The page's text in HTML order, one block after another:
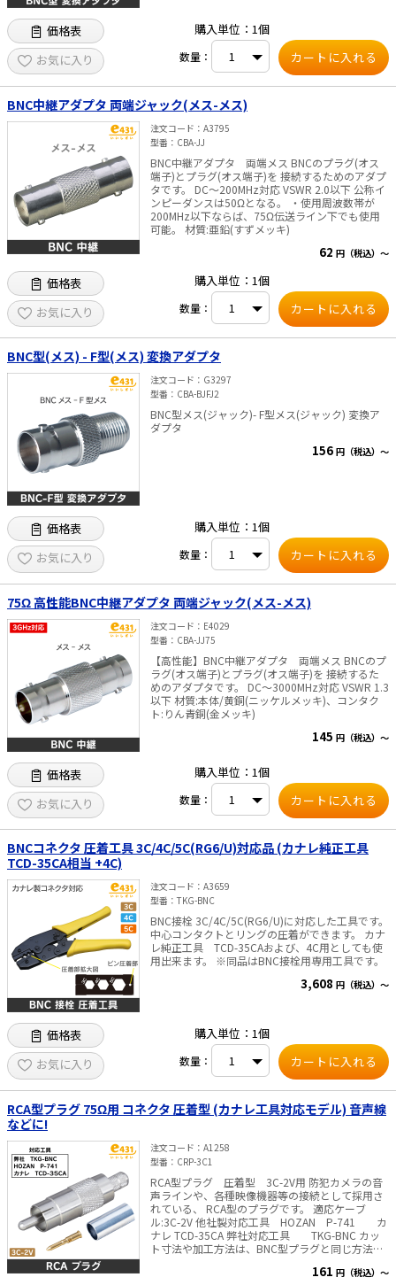
価格表
お気に入り
購入単位：1個
数量：
BNC中継アダプタ 両端ジャック(メス-メス)
注文コード
A3795
型番
CBA-JJ
BNC中継アダプタ 両端メス BNCのプラグ(オス
端子)とプラグ(オス端子)を 接続するためのアダプ
タです。 DC～200MHz対応 VSWR 2.0以下 公称イ
ンピーダンスは50Ωとなる。 ・使用周波数帯が
200MHz以下ならば、75Ω伝送ライン下でも使用
可能。 材質:亜鉛(すずメッキ)
62 円（税込）～
価格表
お気に入り
購入単位：1個
数量：
BNC型(メス) - F型(メス) 変換アダプタ
注文コード
G3297
型番
CBA-BJFJ2
BNC型メス(ジャック)- F型メス(ジャック) 変換ア
ダプタ
156 円（税込）～
価格表
お気に入り
購入単位：1個
数量：
75Ω 高性能BNC中継アダプタ 両端ジャック(メス-メス)
注文コード
E4029
型番
CBA-JJ75
【高性能】BNC中継アダプタ 両端メス BNCのプ
ラグ(オス端子)とプラグ(オス端子)を 接続するた
めのアダプタです。 DC～3000MHz対応 VSWR 1.3
以下 材質:本体/黄銅(ニッケルメッキ)、コンタク
ト:りん青銅(金メッキ)
145 円（税込）～
価格表
お気に入り
購入単位：1個
数量：
BNCコネクタ 圧着工具 3C/4C/5C(RG6/U)対応品 (カナレ純正工具
TCD-35CA相当 +4C)
注文コード
A3659
型番
TKG-BNC
BNC接栓 3C/4C/5C(RG6/U)に対応した工具です。
中心コンタクトとリングの圧着ができます。 カナ
レ純正工具 TCD-35CAおよび、4C用としても使
用出来ます。 ※同品はBNC接栓用専用工具です。
3,608 円（税込）～
価格表
お気に入り
購入単位：1個
数量：
RCA型プラグ 75Ω用 コネクタ 圧着型 (カナレ工具対応モデル) 音声線
などに!
注文コード
A1258
型番
CRP-3C1
RCA型プラグ 圧着型 3C-2V用 防犯カメラの音
声ラインや、各種映像機器等の接続として採用さ
れている、 RCA型のプラグです。 適応ケーブ
ル:3C-2V 他社製対応工具 HOZAN P-741 カ
ナレ TCD-35CA 弊社対応工具 TKG-BNC カッ
ト寸法や加工方法は、BNC型プラグと同じ方法で
161 円（税込）～